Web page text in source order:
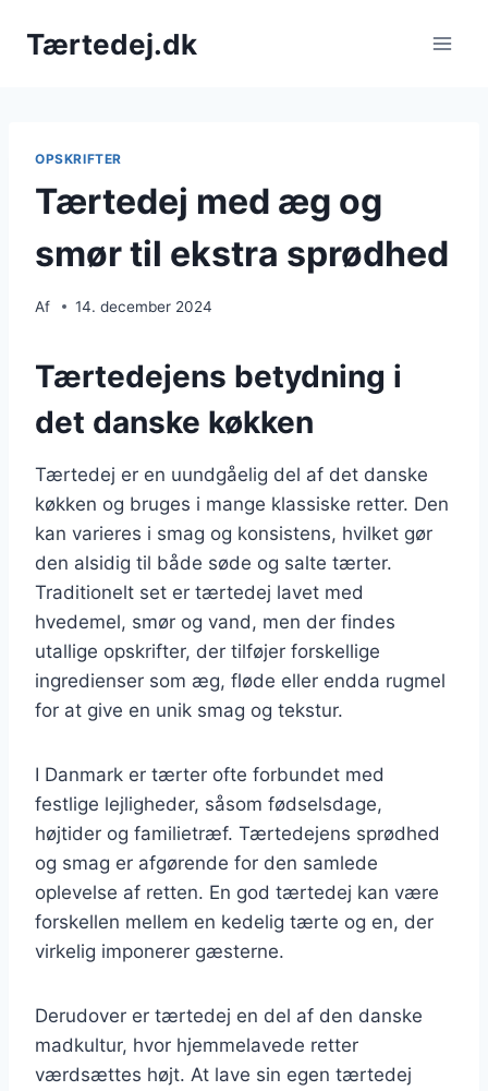
Tærtedej.dk
OPSKRIFTER
Tærtedej med æg og
smør til ekstra sprødhed
Af 14. december 2024
Tærtedejens betydning i
det danske køkken
Tærtedej er en uundgåelig del af det danske
køkken og bruges i mange klassiske retter. Den
kan varieres i smag og konsistens, hvilket gør
den alsidig til både søde og salte tærter.
Traditionelt set er tærtedej lavet med
hvedemel, smør og vand, men der findes
utallige opskrifter, der tilføjer forskellige
ingredienser som æg, fløde eller endda rugmel
for at give en unik smag og tekstur.
I Danmark er tærter ofte forbundet med
festlige lejligheder, såsom fødselsdage,
højtider og familietræf. Tærtedejens sprødhed
og smag er afgørende for den samlede
oplevelse af retten. En god tærtedej kan være
forskellen mellem en kedelig tærte og en, der
virkelig imponerer gæsterne.
Derudover er tærtedej en del af den danske
madkultur, hvor hjemmelavede retter
værdsættes højt. At lave sin egen tærtedej